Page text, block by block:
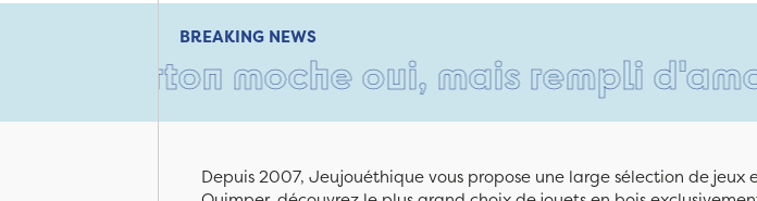
BREAKING NEWS
moche oui, mais rempli d'amour •
Depuis 2007, Jeujouéthique vous propose une large sélection de